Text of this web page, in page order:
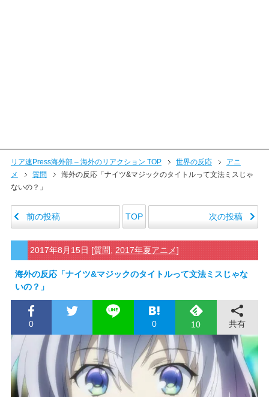
リア速Press海外部 – 海外のリアクション TOP 世界の反応
アニ
メ
質問
海外の反応「ナイツ&マジックのタイトルって文法ミスじゃ
ないの？」
前の投稿 TOP 次の投稿
2017年8月15日 [質問, 2017年夏アニメ]
海外の反応「ナイツ&マジックのタイトルって文法ミスじゃな
いの？」
0 0 10 共有